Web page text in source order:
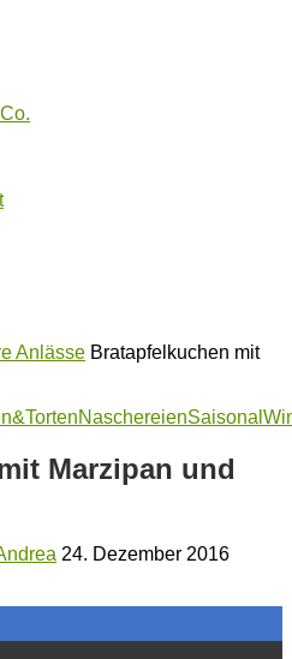
Anlässe Bratapfelkuchen mit
NaschereienSaisonal
Marzipan und
24. Dezember 2016